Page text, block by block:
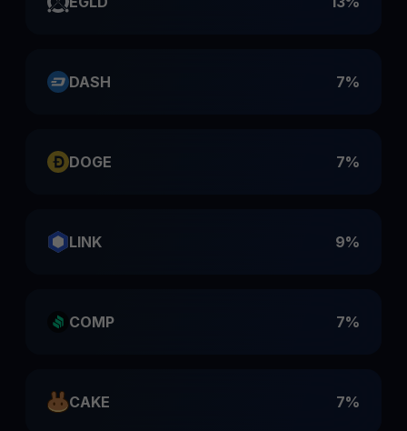
DASH 7%
DOGE 7%
LINK 9%
COMP 7%
CAKE 7%